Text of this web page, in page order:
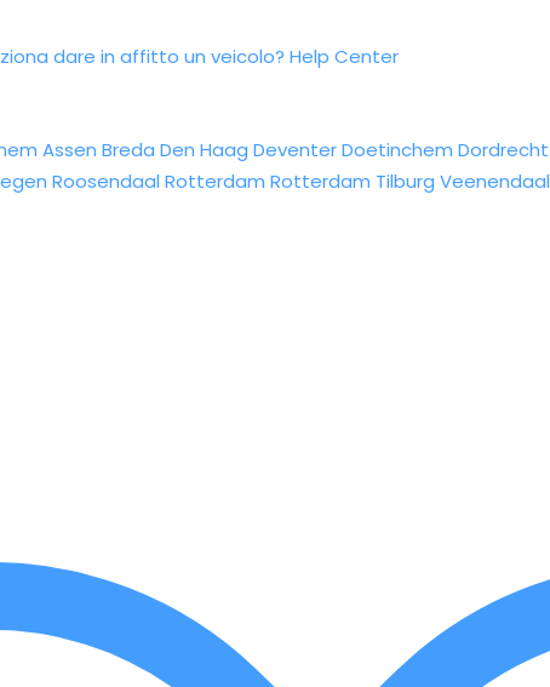
dare in affitto un veicolo? Help Center
Assen Breda Den Haag DeventerDoetinchem Dordrecht
Roosendaal Rotterdam Rotterdam Tilburg Veenendaal